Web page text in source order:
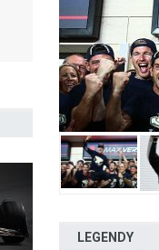
LEGENDY